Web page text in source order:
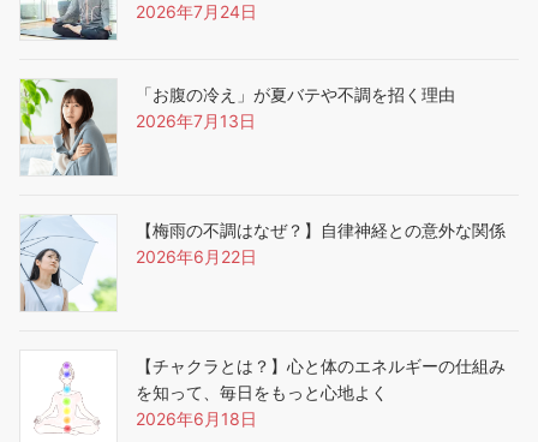
2026年7月24日
「お腹の冷え」が夏バテや不調を招く理由
2026年7月13日
【梅雨の不調はなぜ？】自律神経との意外な関係
2026年6月22日
【チャクラとは？】心と体のエネルギーの仕組み
を知って、毎日をもっと心地よく
2026年6月18日